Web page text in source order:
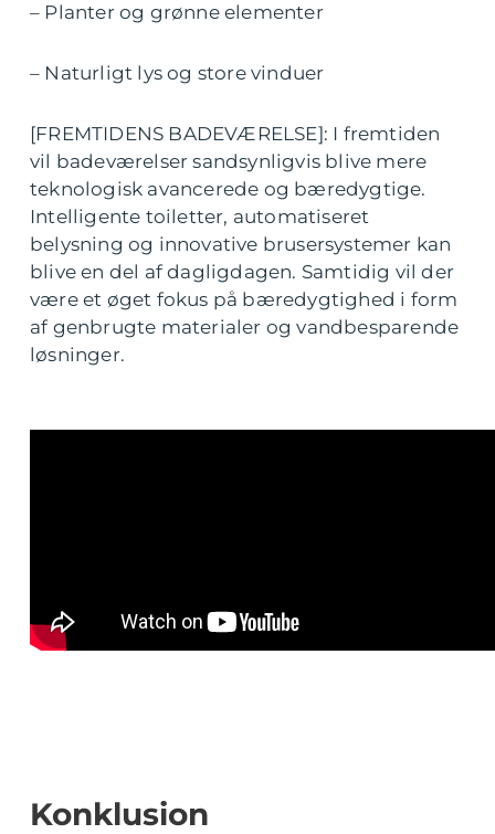
– Planter og grønne elementer
– Naturligt lys og store vinduer
[FREMTIDENS BADEVÆRELSE]: I fremtiden
vil badeværelser sandsynligvis blive mere
teknologisk avancerede og bæredygtige.
Intelligente toiletter, automatiseret
belysning og innovative brusersystemer kan
blive en del af dagligdagen. Samtidig vil der
være et øget fokus på bæredygtighed i form
af genbrugte materialer og vandbesparende
løsninger.
Konklusion